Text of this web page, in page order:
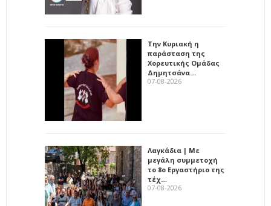
Την Κυριακή η
παράσταση της
Χορευτικής Ομάδας
Δημητσάνα…
07-08-2026
Λαγκάδια | Με
μεγάλη συμμετοχή
το 8ο Εργαστήριο της
τέχ…
07-08-2026